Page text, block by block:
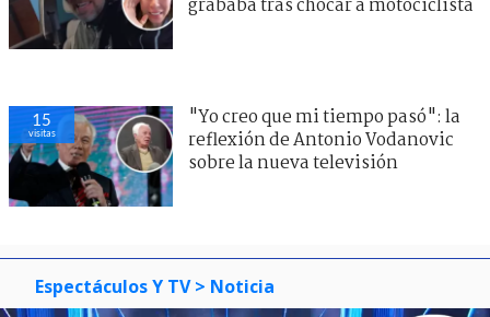
grababa tras chocar a motociclista
15
visitas
"Yo creo que mi tiempo pasó": la
reflexión de Antonio Vodanovic
sobre la nueva televisión
Espectáculos Y TV > Noticia